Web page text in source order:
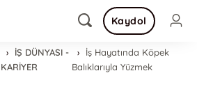
Kaydol
İŞ DÜNYASI -
KARİYER
İş Hayatında Köpek
Balıklarıyla Yüzmek